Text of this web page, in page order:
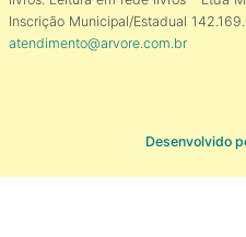
Inscrição Municipal/Estadual
atendimento@arvore.com.br
Desenvolvido